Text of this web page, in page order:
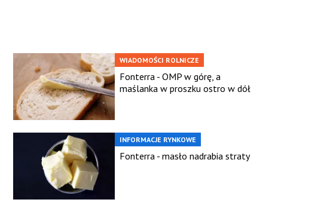
WIADOMOŚCI ROLNICZE
Fonterra - OMP w górę, a
maślanka w proszku ostro w dół
INFORMACJE RYNKOWE
Fonterra - masło nadrabia straty